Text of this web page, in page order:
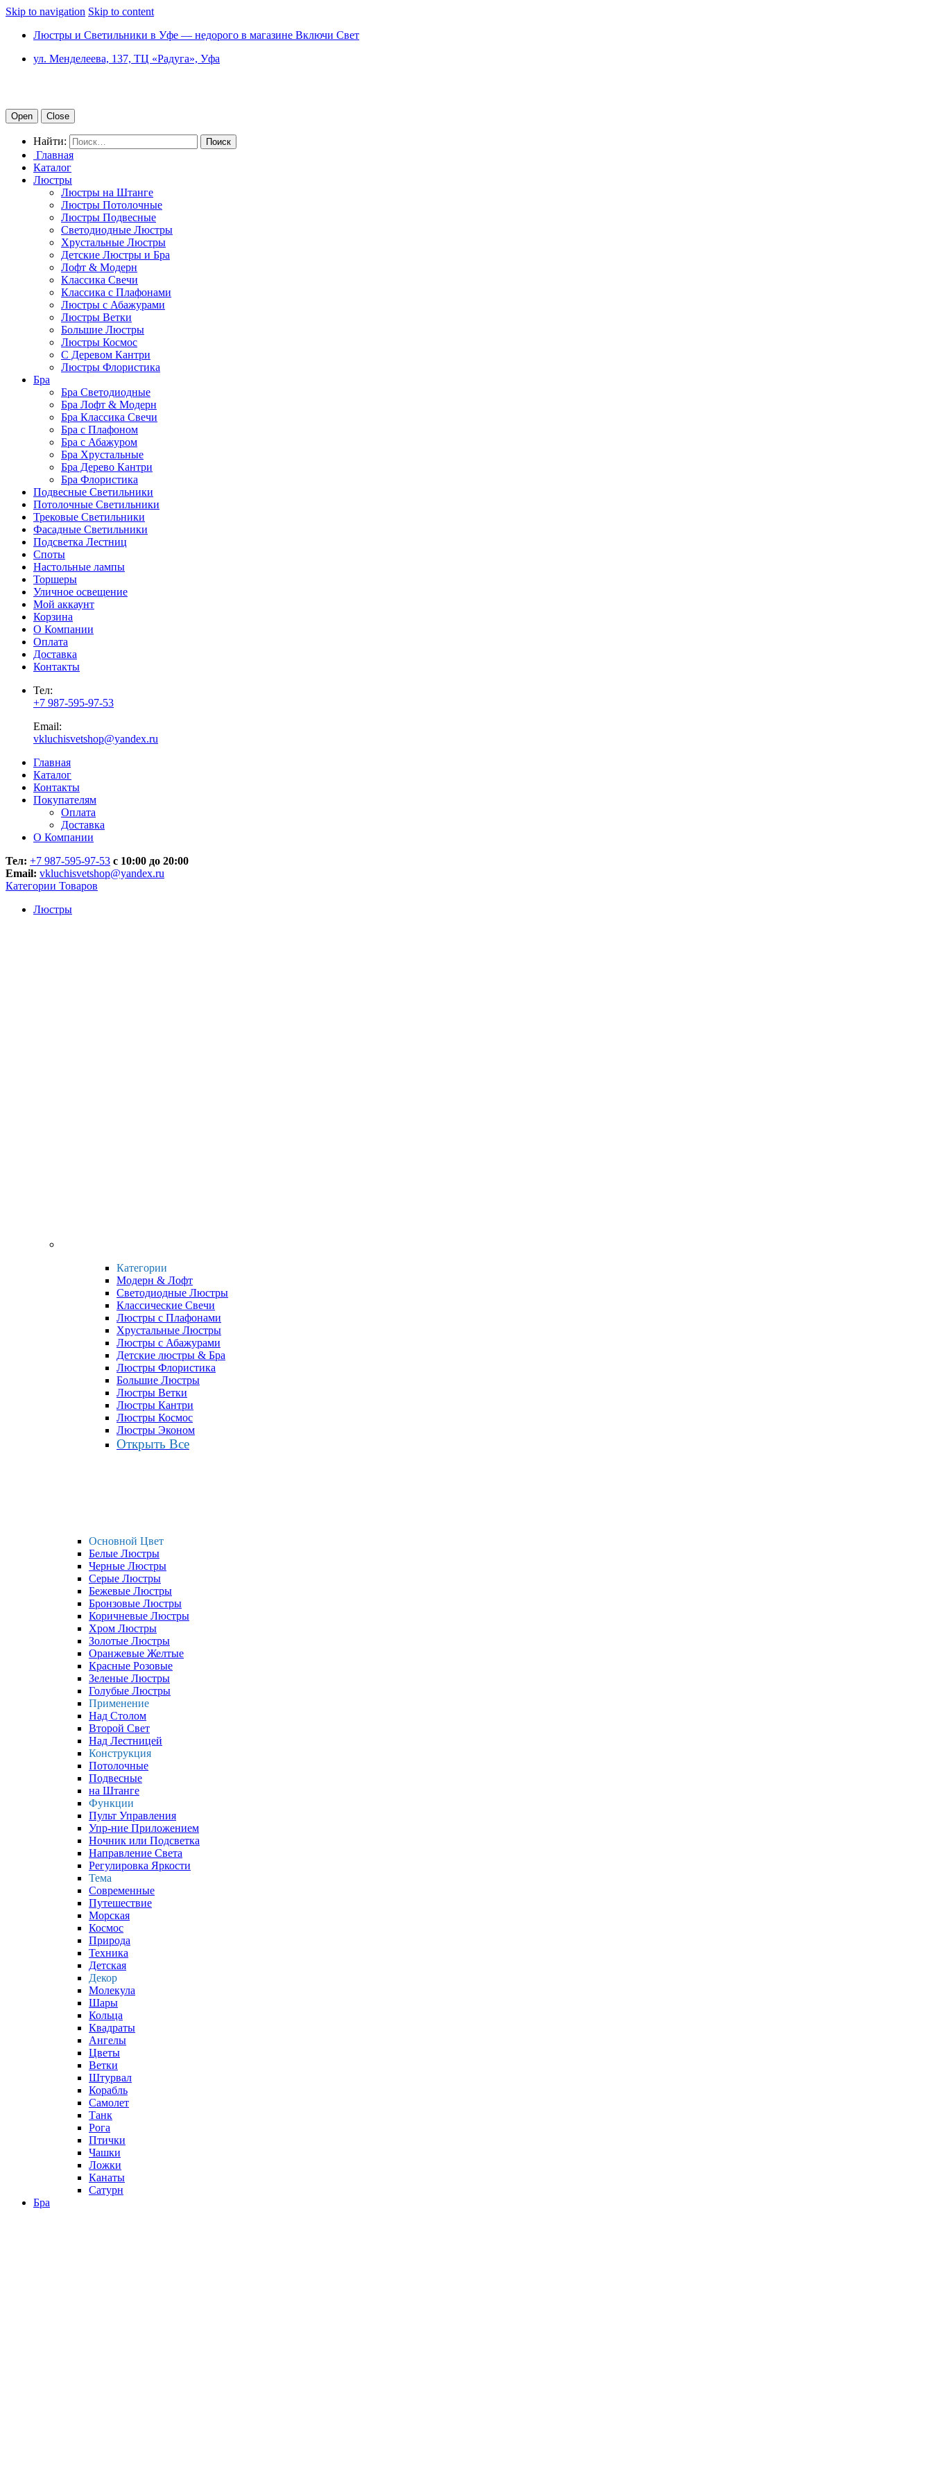
Skip to navigation Skip to content
Люстры и Светильники в Уфе — недорого в магазине Включи Свет
ул. Менделеева, 137, ТЦ «Радуга», Уфа
Open Close
Найти:
Главная
Каталог
Люстры
Люстры на Штанге
Люстры Потолочные
Люстры Подвесные
Светодиодные Люстры
Хрустальные Люстры
Детские Люстры и Бра
Лофт & Модерн
Классика Свечи
Классика с Плафонами
Люстры с Абажурами
Люстры Ветки
Большие Люстры
Люстры Космос
С Деревом Кантри
Люстры Флористика
Бра
Бра Светодиодные
Бра Лофт & Модерн
Бра Классика Свечи
Бра с Плафоном
Бра с Абажуром
Бра Хрустальные
Бра Дерево Кантри
Бра Флористика
Подвесные Светильники
Потолочные Светильники
Трековые Светильники
Фасадные Светильники
Подсветка Лестниц
Споты
Настольные лампы
Торшеры
Уличное освещение
Мой аккаунт
Корзина
О Компании
Оплата
Доставка
Контакты
Тел:
+7 987-595-97-53
Email:
vkluchisvetshop@yandex.ru
Главная
Каталог
Контакты
Покупателям
Оплата
Доставка
О Компании
Тел: +7 987-595-97-53 с 10:00 до 20:00
Email: vkluchisvetshop@yandex.ru
Категории Товаров
Люстры
Категории
Модерн & Лофт
Светодиодные Люстры
Классические Свечи
Люстры с Плафонами
Хрустальные Люстры
Люстры с Абажурами
Детские люстры & Бра
Люстры Флористика
Большие Люстры
Люстры Ветки
Люстры Кантри
Люстры Космос
Люстры Эконом
Открыть Все
Основной Цвет
Белые Люстры
Черные Люстры
Серые Люстры
Бежевые Люстры
Бронзовые Люстры
Коричневые Люстры
Хром Люстры
Золотые Люстры
Оранжевые Желтые
Красные Розовые
Зеленые Люстры
Голубые Люстры
Применение
Над Столом
Второй Свет
Над Лестницей
Конструкция
Потолочные
Подвесные
на Штанге
Функции
Пульт Управления
Упр-ние Приложением
Ночник или Подсветка
Направление Света
Регулировка Яркости
Тема
Современные
Путешествие
Морская
Космос
Природа
Техника
Детская
Декор
Молекула
Шары
Кольца
Квадраты
Ангелы
Цветы
Ветки
Штурвал
Корабль
Самолет
Танк
Рога
Птички
Чашки
Ложки
Канаты
Сатурн
Бра